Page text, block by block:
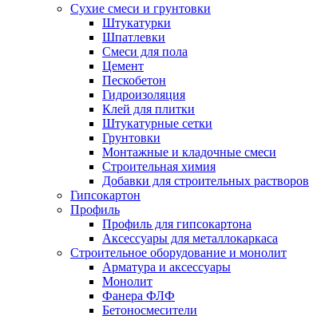
Сухие смеси и грунтовки
Штукатурки
Шпатлевки
Смеси для пола
Цемент
Пескобетон
Гидроизоляция
Клей для плитки
Штукатурные сетки
Грунтовки
Монтажные и кладочные смеси
Строительная химия
Добавки для строительных растворов
Гипсокартон
Профиль
Профиль для гипсокартона
Аксессуары для металлокаркаса
Строительное оборудование и монолит
Арматура и аксессуары
Монолит
Фанера ФЛФ
Бетоносмесители